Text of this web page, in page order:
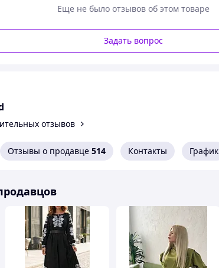
Еще не было отзывов об этом товаре
Задать вопрос
отзывов
Отзывы о продавце 514 Контакты График